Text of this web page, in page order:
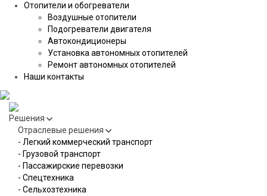
Отопители и обогреватели
Воздушные отопители
Подогреватели двигателя
Автокондиционеры
Установка автономных отопителей
Ремонт автономных отопителей
Наши контакты
Решения
Отраслевые решения
- Легкий коммерческий транспорт
- Грузовой транспорт
- Пассажирские перевозки
- Спецтехника
- Сельхозтехника